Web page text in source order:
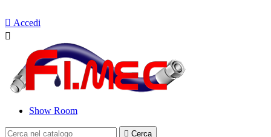
 Accedi

Show Room
 Cerca